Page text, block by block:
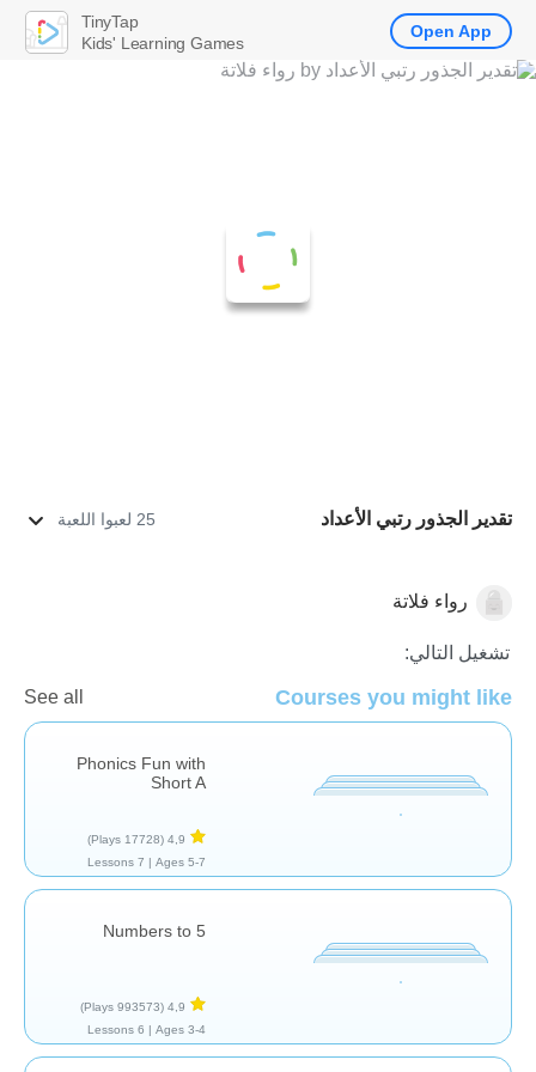
تقدير الجذور رتبي الأعداد 25 لعبوا اللعبة
الجبر رواء فلاتة
تشغيل التالي:
Courses you might like
See all
Phonics Fun with
Short A
4,9
(17728 Plays)
Ages 5-7 |
7 Lessons
Numbers to 5
4,9
(993573 Plays)
Ages 3-4 |
6 Lessons
TinyTap
Kids' Learning Games
Open App